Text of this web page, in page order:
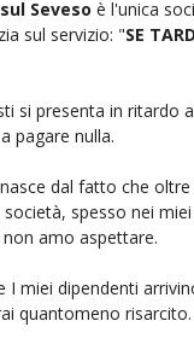
Seveso è l'unica
sul servizio: "SE
si presenta in ritardo
pagare nulla.
dal fatto che oltre
spesso nei
amo aspettare.
I miei dipendenti
quantomeno risarcito.